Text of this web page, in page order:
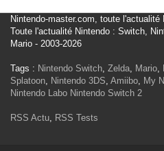
Nintendo-master.com, toute l'actualité
Toute l'actualité Nintendo : Switch,
Mario - 2003-2026
Tags : Nintendo Switch, Zelda, Mario,
Splatoon, Nintendo 3DS, Amiibo, My
Nintendo Labo Nintendo Switch 2
RSS Actu, RSS Tests